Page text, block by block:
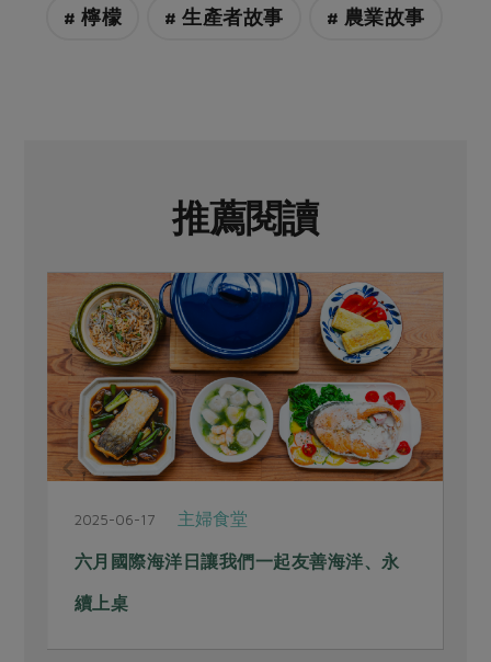
# 檸檬 # 生產者故事 # 農業故事
推薦閱讀
2025-06-17 主婦食堂
六月國際海洋日讓我們一起友善海洋、永
續上桌